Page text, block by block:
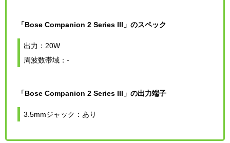
「Bose Companion 2 Series III」のスペック
出力：20W
周波数帯域：-
「Bose Companion 2 Series III」の出力端子
3.5mmジャック：あり